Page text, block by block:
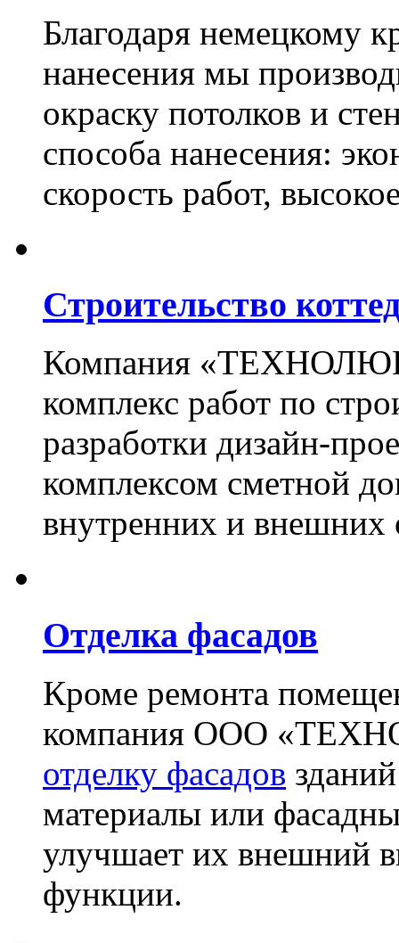
Благодаря немецкому
нанесения мы
окраску потолков и
способа нанесения:
скорость работ,
Строительство
Компания
комплекс работ по
разработки дизайн-
комплексом сметной
внутренних и внешних
Отделка фасадов
Кроме ремонта
компания ООО
отделку фасадов
материалы или
улучшает их внешний
функции.